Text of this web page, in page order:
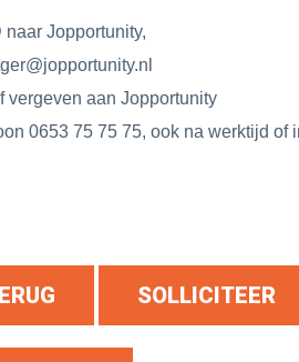
Jopportunity,
vergeven aan Jopportunity
0653 75 75 75, ook na werktijd of